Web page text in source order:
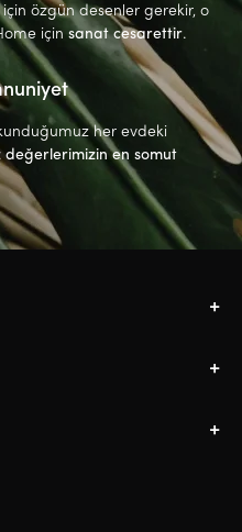
için özgün desenler gerekir, o
içinsanat cesarettir.
her evdeki
değerlerimizin en somut